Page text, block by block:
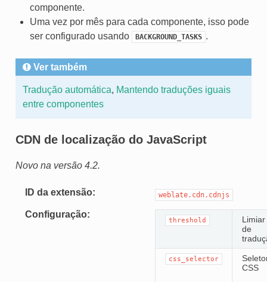
componente.
Uma vez por mês para cada componente, isso pode
ser configurado usando
BACKGROUND_TASKS .
Ver também
Tradução automática, Mantendo traduções iguais
entre componentes
CDN de localização do JavaScript
Novo na versão 4.2.
ID da extensão weblate.cdn.cdnjs
Configuração
threshold
Limiar
de
css_selector
CSS